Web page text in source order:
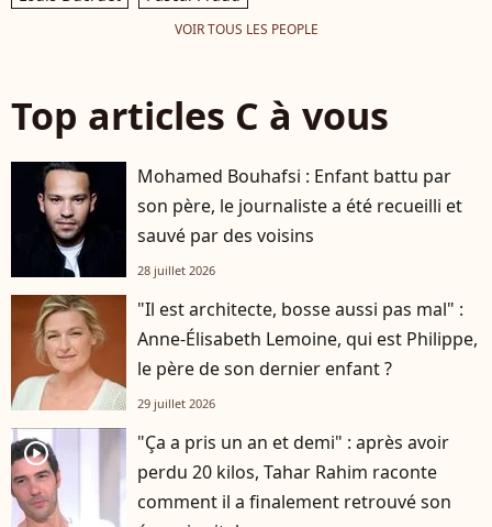
VOIR TOUS LES PEOPLE
Top articles C à vous
Mohamed Bouhafsi : Enfant battu par
son père, le journaliste a été recueilli et
sauvé par des voisins
28 juillet 2026
"Il est architecte, bosse aussi pas mal" :
Anne-Élisabeth Lemoine, qui est Philippe,
le père de son dernier enfant ?
29 juillet 2026
player2
"Ça a pris un an et demi" : après avoir
perdu 20 kilos, Tahar Rahim raconte
comment il a finalement retrouvé son